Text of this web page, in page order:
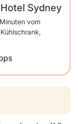
Sydney
vom